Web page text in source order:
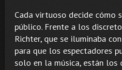
Cada virtuoso decide cómo
público. Frente a los
Richter, que se iluminaba
para que los espectadores
solo en la música, están los